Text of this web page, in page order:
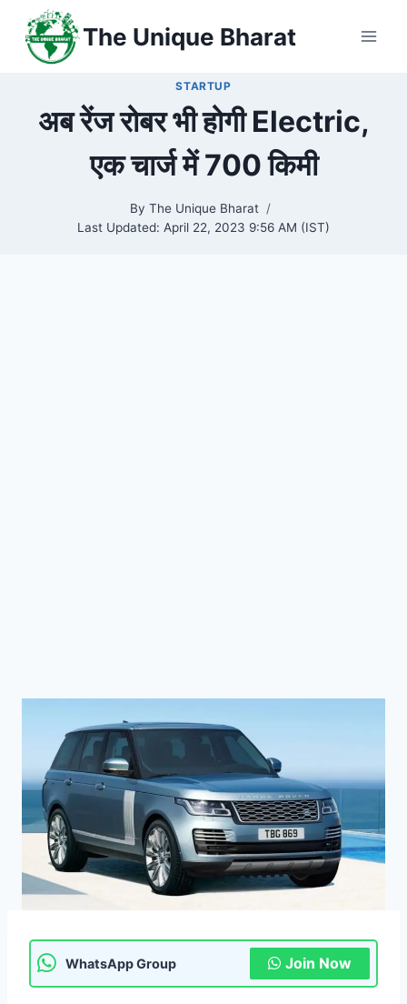
content
The Unique Bharat
STARTUP
अब रेंज रोबर भी होगी Electric,
एक चार्ज में 700 किमी
By The Unique Bharat
Last Updated: April 22, 2023 9:56 AM (IST)
WhatsApp Group Join Now